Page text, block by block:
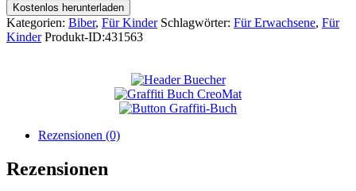
Kostenlos herunterladen
Kategorien: Biber, Für Kinder Schlagwörter: Für Erwachsene, Für
Kinder Produkt-ID:431563
Rezensionen (0)
Rezensionen